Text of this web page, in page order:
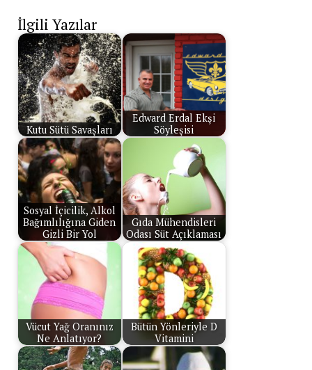
İlgili Yazılar
Kutu Sütü Savaşları
Edward Erdal Ekşi
Söyleşisi
Sosyal İçicilik, Alkol
Bağımlılığına Giden
Gizli Bir Yol
Gıda Mühendisleri
Odası Süt Açıklaması
Vücut Yağ Oranınız
Ne Anlatıyor?
Bütün Yönleriyle D
Vitamini